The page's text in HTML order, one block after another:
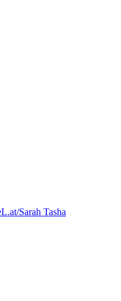
Sarah Tasha